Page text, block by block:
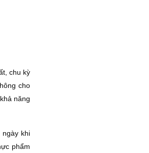
chu kỳ
cho
năng
ngày khi
phẩm